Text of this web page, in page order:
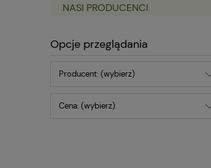
NASI PRODUCENCI
Opcje przeglądania
Producent: (wybierz)
Cena: (wybierz)